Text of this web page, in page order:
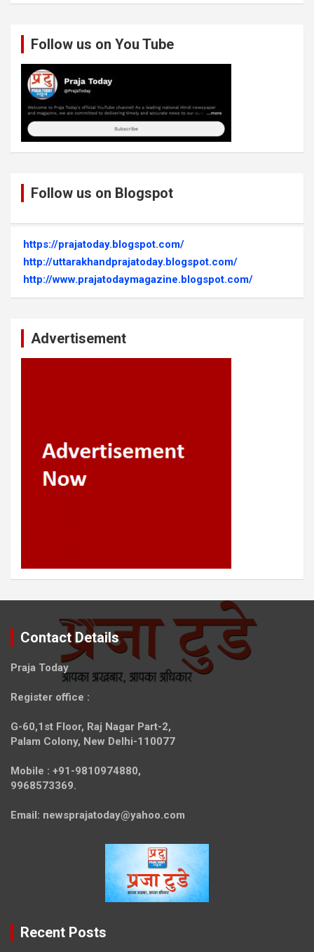
Follow us on You Tube
Follow us on Blogspot
https://prajatoday.blogspot.com/
http://uttarakhandprajatoday.blogspot.com/
http://www.prajatodaymagazine.blogspot.com/
Advertisement
Contact Details
Praja Today
Register office :
G-60,1st Floor, Raj Nagar Part-2,
Palam Colony, New Delhi-110077
Mobile : +91-9810974880,
9968573369.
Email: newsprajatoday@yahoo.com
Recent Posts